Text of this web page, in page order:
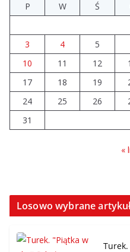
P
W Ś
3
4 5
10
11 12
17
18 19
24
25 26
31
«
Losowo wybrane
Turek.